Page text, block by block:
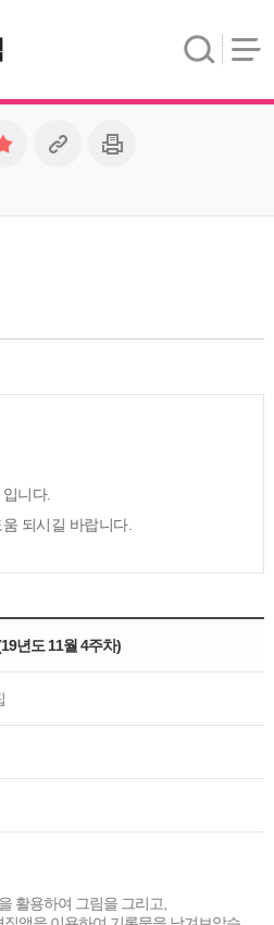
니다.
되시길 바랍니다.
년도 11월 4주차)
활용하여 그림을 그리고,